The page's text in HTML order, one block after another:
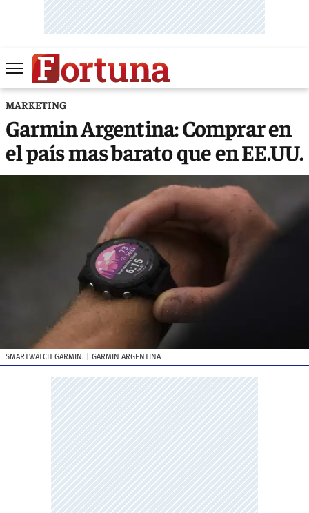
MARKETING
Garmin Argentina: Comprar en
el país mas barato que en EE.UU.
SMARTWATCH GARMIN. | GARMIN ARGENTINA